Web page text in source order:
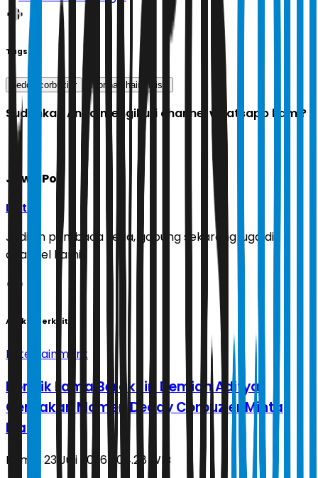
Tags
deddy corbuzier sabrina chairunnisa
Sudahkah Anda mengikuti channel whatsapp kami?
Jawa Pos
Ikuti
Jadilah pembaca setia, gabung sekarang juga di
channel kami!
Artikel Terkait
Entertainment
Konflik Lama Berakhir, Demian Aditya
Ceritakan Momen Deddy Corbuzier Minta
Maaf
Kamis, 23 Juli 2026 | 04.28 WIB